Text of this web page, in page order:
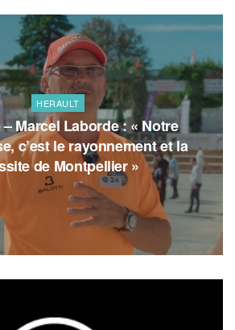
HERAULT
Marcel Laborde : « Notre
c’est le rayonnement et la
de Montpellier »